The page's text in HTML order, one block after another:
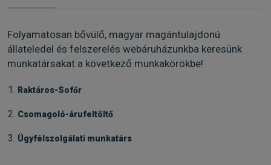
Folyamatosan bővülő, magyar magántulajdonú
állateledel és felszerelés webáruházunkba keresünk
munkatársakat a következő munkakörökbe!
Raktáros-Sofőr
Csomagoló-árufeltöltő
Ügyfélszolgálati munkatárs